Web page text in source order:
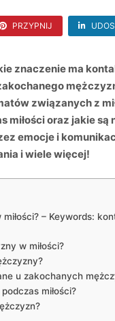
PRZYPNIJ
znaczenie ma
związanych z
miłości oraz jakie
emocje i
i wiele więcej!
– Keywords:
w miłości?
u zakochanych
miłości?